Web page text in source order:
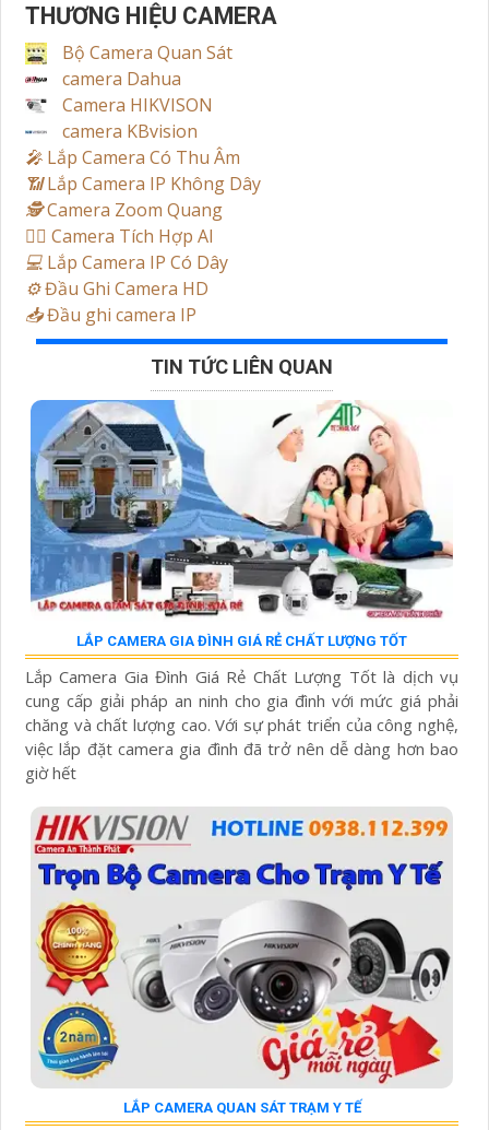
THƯƠNG HIỆU CAMERA
Bộ Camera Quan Sát
camera Dahua
Camera HIKVISON
camera KBvision
️🎤️ Lắp Camera Có Thu Âm
📶Lắp Camera IP Không Dây
🕵️Camera Zoom Quang
🧛‍♀️ Camera Tích Hợp AI
💻 Lắp Camera IP Có Dây
⚙️Đầu Ghi Camera HD
📥Đầu ghi camera IP
TIN TỨC LIÊN QUAN
LẮP CAMERA GIA ĐÌNH GIÁ RẺ CHẤT LƯỢNG TỐT
Lắp Camera Gia Đình Giá Rẻ Chất Lượng Tốt là dịch vụ
cung cấp giải pháp an ninh cho gia đình với mức giá phải
chăng và chất lượng cao. Với sự phát triển của công nghệ,
việc lắp đặt camera gia đình đã trở nên dễ dàng hơn bao
giờ hết
LẮP CAMERA QUAN SÁT TRẠM Y TẾ